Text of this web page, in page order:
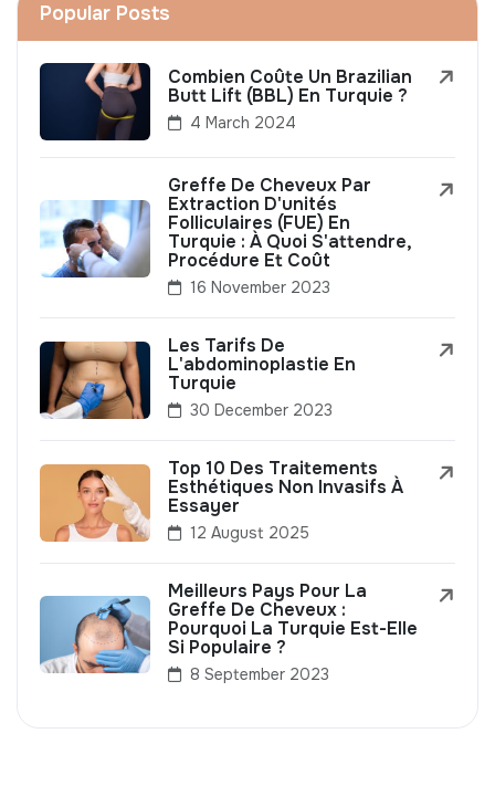
Popular Posts
Combien Coûte Un Brazilian
Butt Lift (BBL) En Turquie ?
4 March 2024
Greffe De Cheveux Par
Extraction D'unités
Folliculaires (FUE) En
Turquie : À Quoi S'attendre,
Procédure Et Coût
16 November 2023
Les Tarifs De
L'abdominoplastie En
Turquie
30 December 2023
Top 10 Des Traitements
Esthétiques Non Invasifs À
Essayer
12 August 2025
Meilleurs Pays Pour La
Greffe De Cheveux :
Pourquoi La Turquie Est-Elle
Si Populaire ?
8 September 2023